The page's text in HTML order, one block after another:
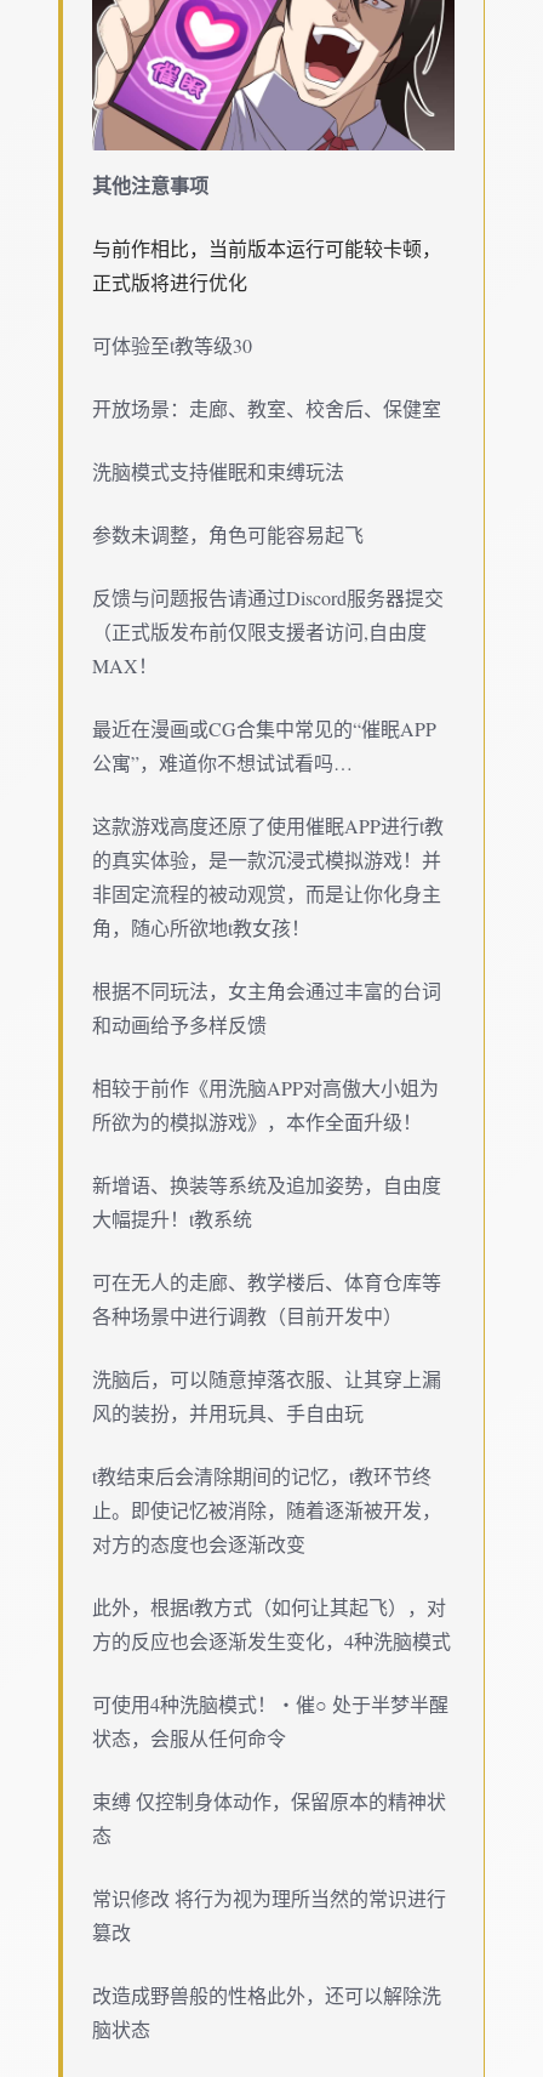
其他注意事项
与前作相比，当前版本运行可能较卡顿，
正式版将进行优化
可体验至t教等级30
开放场景：走廊、教室、校舍后、保健室
洗脑模式支持催眠和束缚玩法
参数未调整，角色可能容易起飞
反馈与问题报告请通过Discord服务器提交
（正式版发布前仅限支援者访问,自由度
MAX！
最近在漫画或CG合集中常见的“催眠APP
公寓”，难道你不想试试看吗…
这款游戏高度还原了使用催眠APP进行t教
的真实体验，是一款沉浸式模拟游戏！并
非固定流程的被动观赏，而是让你化身主
角，随心所欲地t教女孩！
根据不同玩法，女主角会通过丰富的台词
和动画给予多样反馈
相较于前作《用洗脑APP对高傲大小姐为
所欲为的模拟游戏》，本作全面升级！
新增语、换装等系统及追加姿势，自由度
大幅提升！t教系统
可在无人的走廊、教学楼后、体育仓库等
各种场景中进行调教（目前开发中）
洗脑后，可以随意掉落衣服、让其穿上漏
风的装扮，并用玩具、手自由玩
t教结束后会清除期间的记忆，t教环节终
止。即使记忆被消除，随着逐渐被开发，
对方的态度也会逐渐改变
此外，根据t教方式（如何让其起飞），对
方的反应也会逐渐发生变化，4种洗脑模式
可使用4种洗脑模式！・催○ 处于半梦半醒
状态，会服从任何命令
束缚 仅控制身体动作，保留原本的精神状
态
常识修改 将行为视为理所当然的常识进行
篡改
改造成野兽般的性格此外，还可以解除洗
脑状态